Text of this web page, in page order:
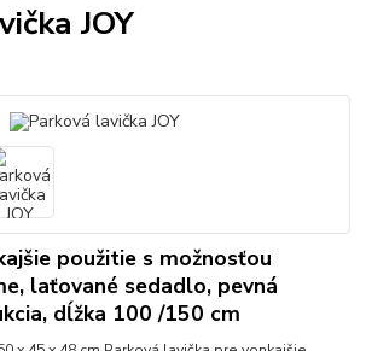
JOY
použitie s možnosťou
laťované sedadlo, pevná
dĺžka 100 /150 cm